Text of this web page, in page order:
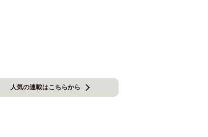
人気の連載はこちらから